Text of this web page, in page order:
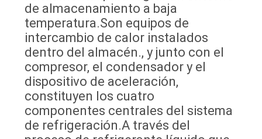
CASOS
PIDA
UNA
CITA
de almacenamiento a baja
temperatura.Son equipos de
intercambio de calor instalados
dentro del almacén., y junto con el
compresor, el condensador y el
dispositivo de aceleración,
constituyen los cuatro
componentes centrales del sistema
de refrigeración.A través del